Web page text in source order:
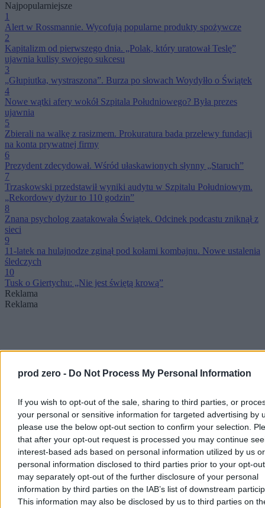
prod zero - Do Not Process My Personal Information
If you wish to opt-out of the sale, sharing to third parties, or
your personal or sensitive information for targeted advertising by
please use the below opt-out section to confirm your selection.
that after your opt-out request is processed you may continue
interest-based ads based on personal information utilized by us or
personal information disclosed to third parties prior to your opt-
may separately opt-out of the further disclosure of your personal
information by third parties on the IAB’s list of downstream
This information may also be disclosed by us to third parties on
Najpopularniejsze
1
Alert w Rossmannie. Wycofują popularne produkty spożywcze
2
Kapitalizm od pierwszego dnia. „Polak, który uratował Teslę”
ujawnia kulisy swojego sukcesu
3
„Głupiutka, wystraszona”. Burza po słowach Woydyłło o Świątek
4
Nowe wątki afery wokół Szpitala Południowego? Była prezes
ujawnia
5
Zbierali na walkę z rasizmem. Prokuratura bada przelewy fundacji
na konta prywatnej firmy
6
Prezydent zdecydował. Wśród ułaskawionych słynny „Staruch”
7
Trzaskowski przedstawił wyniki audytu w Szpitalu Południowym.
„Rekordowy dyżur to 110 godzin”
8
Znana psycholog zaatakowała Świątek. Odcinek podcastu zniknął z
sieci
9
11-latek na hulajnodze zginął pod kołami kombajnu. Nowe ustalenia
śledczych
10
Tusk o Giertychu: „Nie jest świętą krową”
Reklama
Reklama